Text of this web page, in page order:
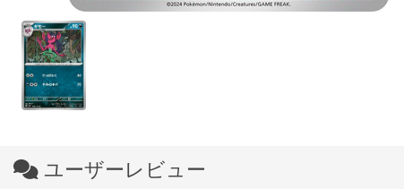
ユーザーレビュー